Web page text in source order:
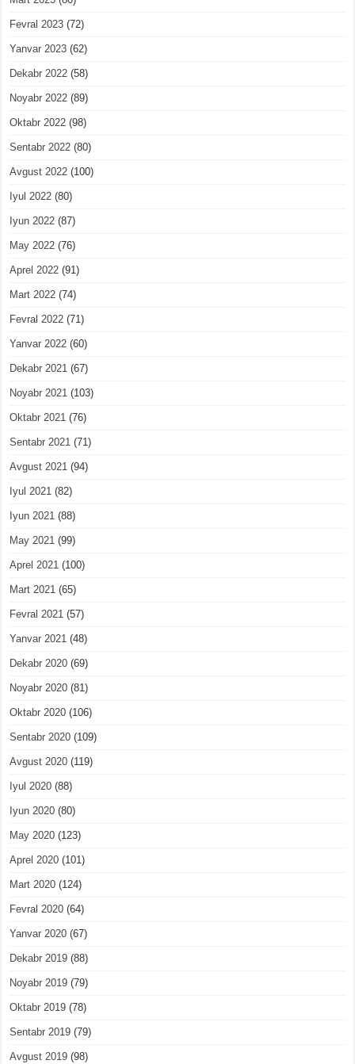
Fevral 2023 (72)
Yanvar 2023 (62)
Dekabr 2022 (58)
Noyabr 2022 (89)
Oktabr 2022 (98)
Sentabr 2022 (80)
Avgust 2022 (100)
Iyul 2022 (80)
Iyun 2022 (87)
May 2022 (76)
Aprel 2022 (91)
Mart 2022 (74)
Fevral 2022 (71)
Yanvar 2022 (60)
Dekabr 2021 (67)
Noyabr 2021 (103)
Oktabr 2021 (76)
Sentabr 2021 (71)
Avgust 2021 (94)
Iyul 2021 (82)
Iyun 2021 (88)
May 2021 (99)
Aprel 2021 (100)
Mart 2021 (65)
Fevral 2021 (57)
Yanvar 2021 (48)
Dekabr 2020 (69)
Noyabr 2020 (81)
Oktabr 2020 (106)
Sentabr 2020 (109)
Avgust 2020 (119)
Iyul 2020 (88)
Iyun 2020 (80)
May 2020 (123)
Aprel 2020 (101)
Mart 2020 (124)
Fevral 2020 (64)
Yanvar 2020 (67)
Dekabr 2019 (88)
Noyabr 2019 (79)
Oktabr 2019 (78)
Sentabr 2019 (79)
Avgust 2019 (98)